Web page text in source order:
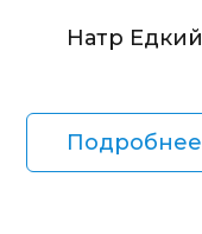
Натр Едкий
Подробнее